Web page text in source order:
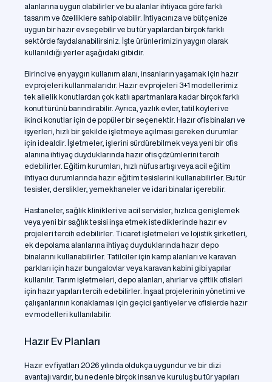
alanlarına uygun olabilirler ve bu alanlar ihtiyaca göre farklı
tasarım ve özelliklere sahip olabilir. İhtiyacınıza ve bütçenize
uygun bir hazır ev seçebilir ve bu tür yapılardan birçok farklı
sektörde faydalanabilirsiniz. İşte ürünlerimizin yaygın olarak
kullanıldığı yerler aşağıdaki gibidir.
Birinci ve en yaygın kullanım alanı, insanların yaşamak için hazır
ev projeleri kullanmalarıdır. Hazır ev projeleri 3+1 modellerimiz
tek ailelik konutlardan çok katlı apartmanlara kadar birçok farklı
konut türünü barındırabilir. Ayrıca, yazlık evler, tatil köyleri ve
ikinci konutlar için de popüler bir seçenektir. Hazır ofis binaları ve
işyerleri, hızlı bir şekilde işletmeye açılması gereken durumlar
için idealdir. İşletmeler, işlerini sürdürebilmek veya yeni bir ofis
alanına ihtiyaç duyduklarında hazır ofis çözümlerini tercih
edebilirler. Eğitim kurumları, hızlı nüfus artışı veya acil eğitim
ihtiyacı durumlarında hazır eğitim tesislerini kullanabilirler. Bu tür
tesisler, derslikler, yemekhaneler ve idari binalar içerebilir.
Hastaneler, sağlık klinikleri ve acil servisler, hızlıca genişlemek
veya yeni bir sağlık tesisi inşa etmek istediklerinde hazır ev
projeleri tercih edebilirler. Ticaret işletmeleri ve lojistik şirketleri,
ek depolama alanlarına ihtiyaç duyduklarında hazır depo
binalarını kullanabilirler. Tatilciler için kamp alanları ve karavan
parkları için hazır bungalovlar veya karavan kabini gibi yapılar
kullanılır. Tarım işletmeleri, depo alanları, ahırlar ve çiftlik ofisleri
için hazır yapıları tercih edebilirler. İnşaat projelerinin yönetimi ve
çalışanlarının konaklaması için geçici şantiyeler ve ofislerde hazır
ev modelleri kullanılabilir.
Hazır Ev Planları
Hazır ev fiyatları 2026 yılında oldukça uygundur ve bir dizi
avantajı vardır, bu nedenle birçok insan ve kuruluş bu tür yapıları